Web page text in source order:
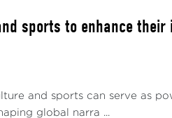
sports to enhance
and sports can serve as
global narra ...